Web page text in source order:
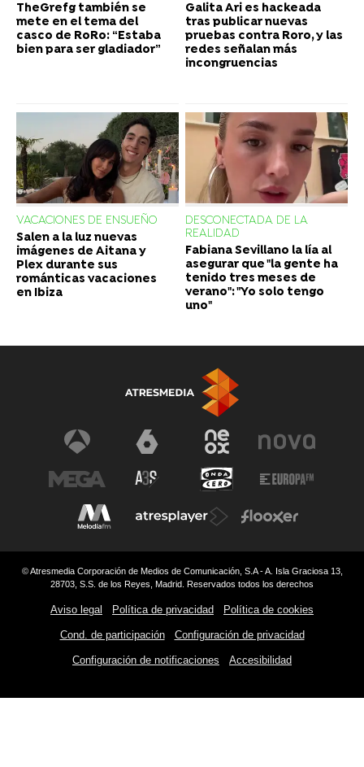
TheGrefg también se
mete en el tema del
casco de RoRo: “Estaba
bien para ser gladiador”
Galita Ari es hackeada
tras publicar nuevas
pruebas contra Roro, y las
redes señalan más
incongruencias
VACACIONES DE ENSUEÑO
Salen a la luz nuevas
imágenes de Aitana y
Plex durante sus
románticas vacaciones
en Ibiza
DESCONECTADA DE LA
REALIDAD
Fabiana Sevillano la lía al
asegurar que "la gente ha
tenido tres meses de
verano": "Yo solo tengo
uno"
© Atresmedia Corporación de Medios de Comunicación, S.A - A. Isla Graciosa 13,
28703, S.S. de los Reyes, Madrid. Reservados todos los derechos
Aviso legal Política de privacidad Política de cookies
Cond. de participación Configuración de privacidad
Configuración de notificaciones Accesibilidad